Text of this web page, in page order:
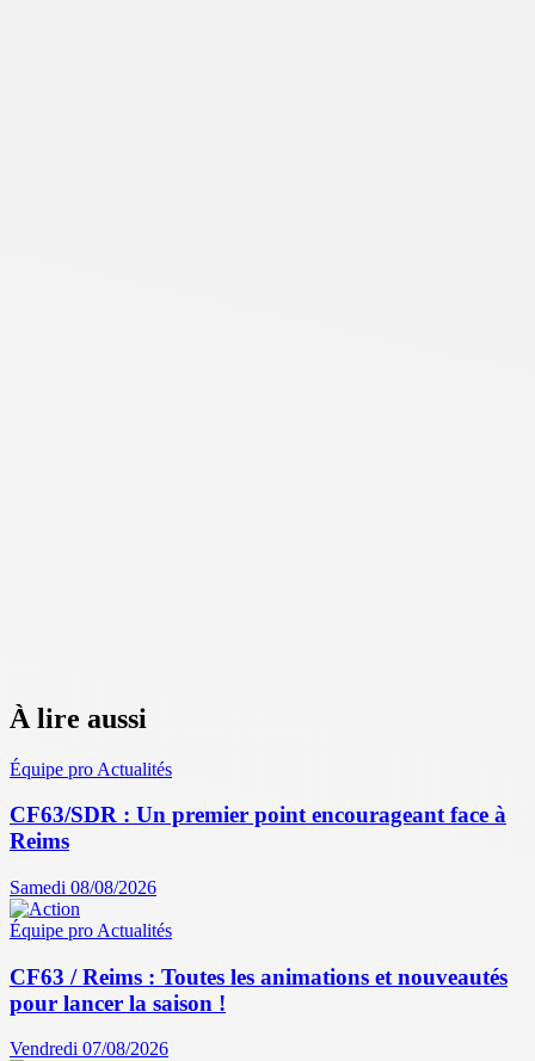
À lire aussi
Équipe pro Actualités
CF63/SDR : Un premier point encourageant face à
Reims
Samedi 08/08/2026
Équipe pro Actualités
CF63 / Reims : Toutes les animations et nouveautés
pour lancer la saison !
Vendredi 07/08/2026